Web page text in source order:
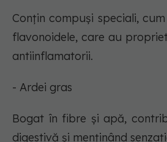
Conțin compuși speciali,
flavonoidele, care au
antiinflamatorii.
- Ardei gras
Bogat în fibre și apă,
digestivă și menținând